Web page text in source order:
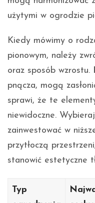
użytymi w ogrodzie
Kiedy mówimy o
pionowym, należy
oraz sposób wzrostu.
pnącza, mogą
sprawi, że te
niewidoczne.
zainwestować w
przytłoczą
stanowić estetyczne
Typ